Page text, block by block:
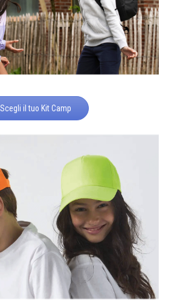
Scegli il tuo Kit Camp